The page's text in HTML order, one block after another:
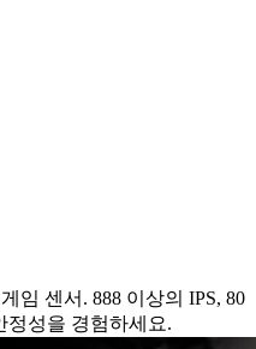
임 센서. 888 이상의 IPS, 80
정성을 경험하세요.